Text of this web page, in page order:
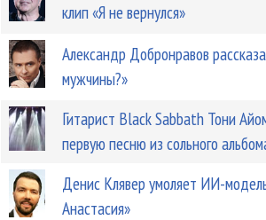
клип «Я не вернулся»
Александр Добронравов
мужчины?»
Гитарист Black Sabbath Тони
первую песню из сольного
Денис Клявер умоляет ИИ-
Анастасия»